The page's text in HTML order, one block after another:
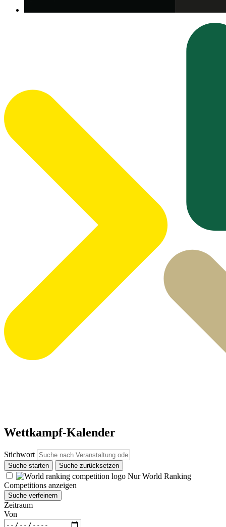
Wettkampf-Kalender
Stichwort
Suche starten Suche zurücksetzen
Nur World Ranking
Competitions anzeigen
Suche verfeinern
Zeitraum
Von